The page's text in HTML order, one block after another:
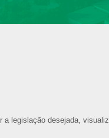
legislação desejada,